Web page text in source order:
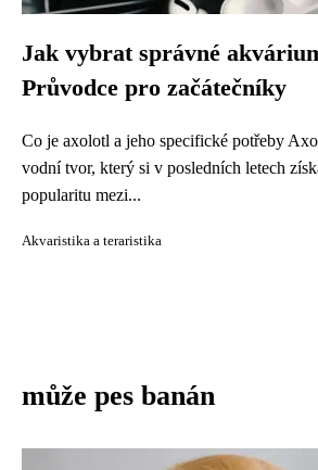
Jak vybrat správné
Průvodce pro začátečníky
Co je axolotl a jeho specifické potřeby
vodní tvor, který si v posledních letech
popularitu mezi...
Akvaristika a teraristika
může pes banán